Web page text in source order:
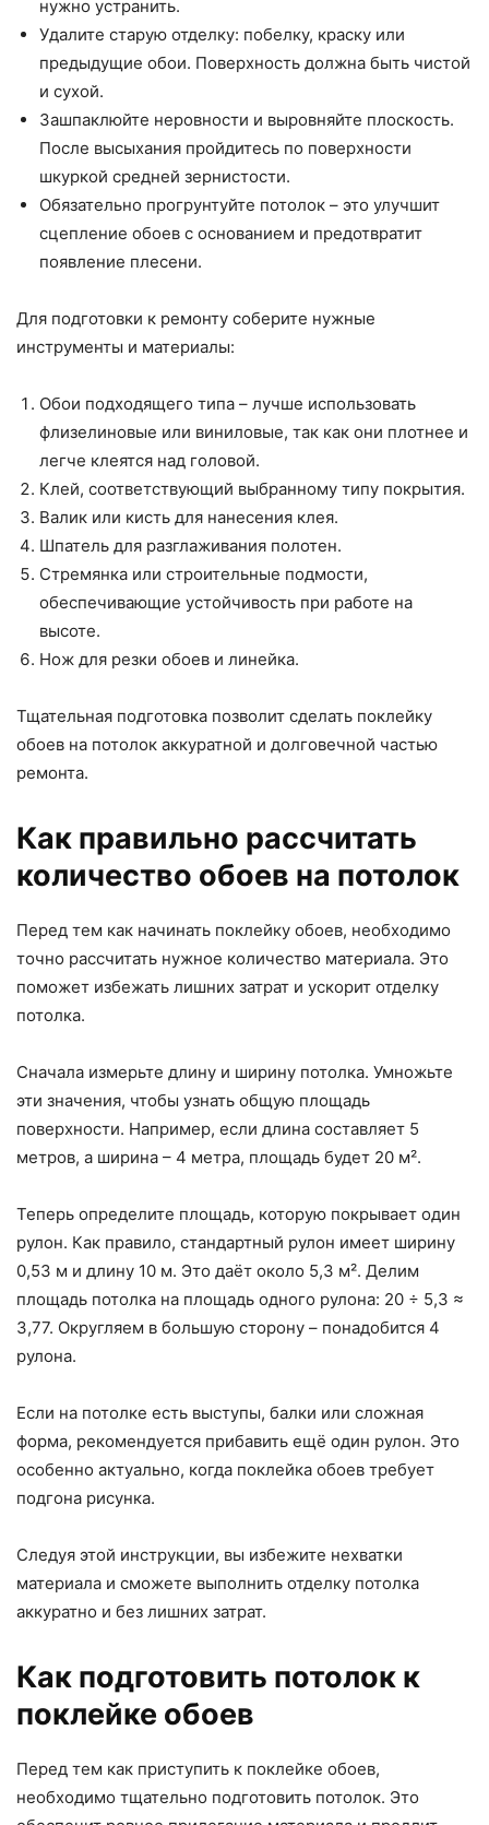
нужно устранить.
Удалите старую отделку: побелку, краску или
предыдущие обои. Поверхность должна быть чистой
и сухой.
Зашпаклюйте неровности и выровняйте плоскость.
После высыхания пройдитесь по поверхности
шкуркой средней зернистости.
Обязательно прогрунтуйте потолок – это улучшит
сцепление обоев с основанием и предотвратит
появление плесени.
Для подготовки к ремонту соберите нужные
инструменты и материалы:
Обои подходящего типа – лучше использовать
флизелиновые или виниловые, так как они плотнее и
легче клеятся над головой.
Клей, соответствующий выбранному типу покрытия.
Валик или кисть для нанесения клея.
Шпатель для разглаживания полотен.
Стремянка или строительные подмости,
обеспечивающие устойчивость при работе на
высоте.
Нож для резки обоев и линейка.
Тщательная подготовка позволит сделать поклейку
обоев на потолок аккуратной и долговечной частью
ремонта.
Как правильно рассчитать
количество обоев на потолок
Перед тем как начинать поклейку обоев, необходимо
точно рассчитать нужное количество материала. Это
поможет избежать лишних затрат и ускорит отделку
потолка.
Сначала измерьте длину и ширину потолка. Умножьте
эти значения, чтобы узнать общую площадь
поверхности. Например, если длина составляет 5
метров, а ширина – 4 метра, площадь будет 20 м².
Теперь определите площадь, которую покрывает один
рулон. Как правило, стандартный рулон имеет ширину
0,53 м и длину 10 м. Это даёт около 5,3 м². Делим
площадь потолка на площадь одного рулона: 20 ÷ 5,3 ≈
3,77. Округляем в большую сторону – понадобится 4
рулона.
Если на потолке есть выступы, балки или сложная
форма, рекомендуется прибавить ещё один рулон. Это
особенно актуально, когда поклейка обоев требует
подгона рисунка.
Следуя этой инструкции, вы избежите нехватки
материала и сможете выполнить отделку потолка
аккуратно и без лишних затрат.
Как подготовить потолок к
поклейке обоев
Перед тем как приступить к поклейке обоев,
необходимо тщательно подготовить потолок. Это